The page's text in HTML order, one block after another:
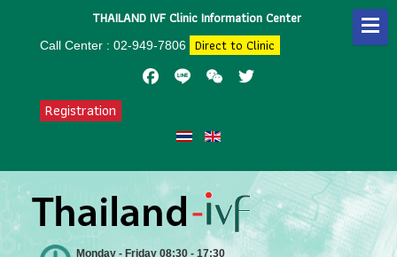
THAILAND IVF Clinic Information Center
Call Center : 02-949-7806 Direct to Clinic
Registration
Monday - Friday 08:30 - 17:30